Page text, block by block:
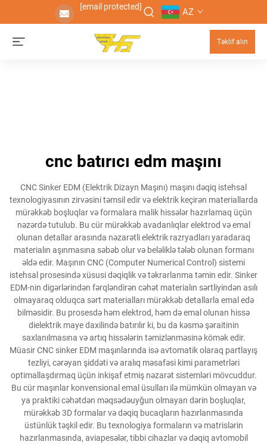
[email protected] AZ
Təklif alın
cnc batırıcı edm maşını
CNC Sinker EDM (Elektrik Dizayn Maşını) maşını dəqiq istehsal
texnologiyasının zirvəsini təmsil edir və elektrik keçirən materiallarda
mürəkkəb boşluqlar və formalara malik hissələr hazırlamaq üçün
nəzərdə tutulub. Bu cür mürəkkəb avadanlıqlar elektrod və emal
olunan detallar arasında nəzarətli elektrik razryadları yaradaraq
materialın aşınmasına səbəb olur və beləliklə tələb olunan formanı
əldə edir. Maşının CNC (Computer Numerical Control) sistemi
istehsal prosesində xüsusi dəqiqlik və təkrarlanma təmin edir. Sinker
EDM-nin digərlərindən fərqləndirən cəhət materialın sərtliyindən asılı
olmayaraq olduqca sərt materialları mürəkkəb detallarla emal edə
bilməsidir. Bu prosesdə həm elektrod, həm də emal olunan hissə
dielektrik maye daxilində batırılır ki, bu da kəsmə şəraitinin
saxlanılmasına və artıq hissələrin təmizlənməsinə kömək edir.
Müasir CNC sinker EDM maşınlarında isə avtomatik olaraq partlayış
tezliyi, cərəyan şiddəti və aralıq məsafəsi kimi parametrləri
optimallaşdırmaq üçün inkişaf etmiş nəzarət sistemləri mövcuddur.
Bu cür maşınlar konvensional emal üsulları ilə mümkün olmayan və
ya praktiki cəhətdən məqsədəuyğun olmayan dərin boşluqlar,
mürəkkəb 3D formalar və dəqiq bucaqların hazırlanmasında
üstünlük təşkil edir. Bu texnologiya formaların və matrislərin
hazırlanmasında, aviapesələr, tibbi cihazlar və dəqiq avtomobil